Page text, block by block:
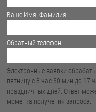
Ваше Имя, Фамилия
Обратный телефон
Электронные заявки
пятницу с 8 час 30 мин до 17
праздничных дней. Ответ
момента получения запроса.